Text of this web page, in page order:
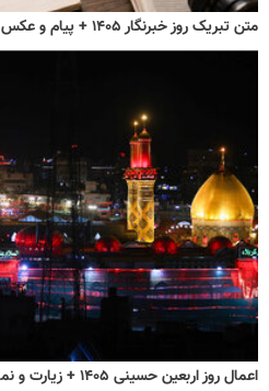
متن تبریک روز خبرنگار ۱۴۰۵ + پیام و عکس
اعمال روز اربعین حسینی ۱۴۰۵ + زیارت و نماز